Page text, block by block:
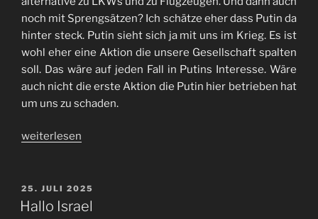
noch mit Sprengsätzen? Ich schätze eher dass Putin da
hinter steck. Putin sieht sich ja mit uns im Krieg. Es ist
wohl eher eine Aktion die unsere Gesellschaft spalten
soll. Das wäre auf jeden Fall in Putins Interesse. Wäre
auch nicht die erste Aktion die Putin hier betrieben hat
um uns zu schaden.
„Anschlag
Infrastruktur
der
weiterlesen
VERÖFFENTLICHT
AM
25. JULI 2025
Hallo Israel